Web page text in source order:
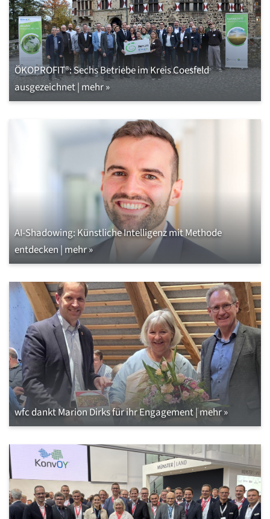
ÖKOPROFIT®: Sechs Betriebe im Kreis Coesfeld
ausgezeichnet | mehr »
AI-Shadowing: Künstliche Intelligenz mit Methode
entdecken | mehr »
wfc dankt Marion Dirks für ihr Engagement | mehr »